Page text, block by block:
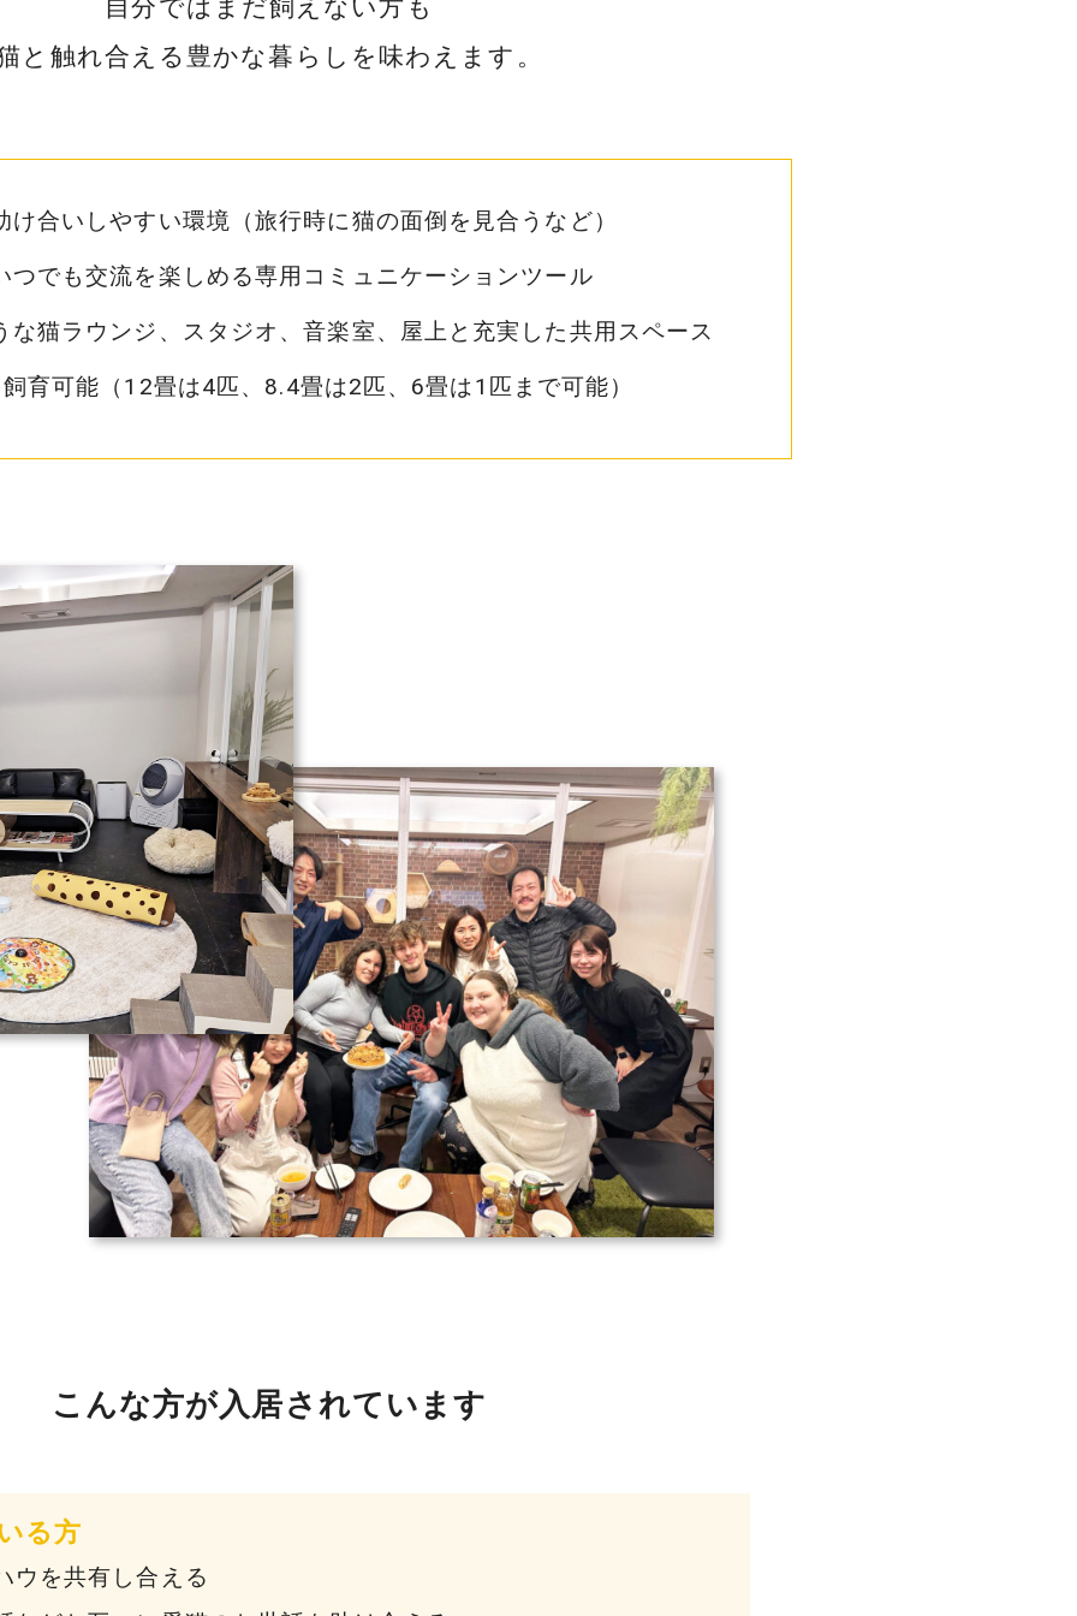
自分ではまだ飼えない方も
と触れ合える豊かな暮らしを味わえます。
け合いしやすい環境（旅行時に猫の面倒を見合うなど）
つでも交流を楽しめる専用コミュニケーションツール
な猫ラウンジ、スタジオ、音楽室、屋上と充実した共用スペース
育可能（12畳は4匹、8.4畳は2匹、6畳は1匹まで可能）
こんな方が入居されています
る方
ウを共有し合える